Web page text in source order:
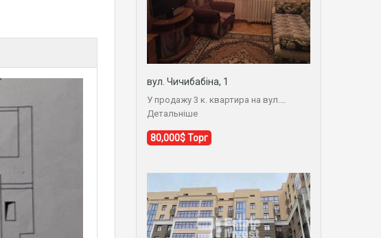
вул. Чичибабіна, 1
У продажу 3 к. квартира на вул.…
Детальніше
80,000$ Торг